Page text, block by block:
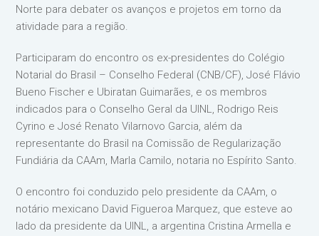
Norte para debater os avanços e projetos em torno da
atividade para a região.
Participaram do encontro os ex-presidentes do Colégio
Notarial do Brasil – Conselho Federal (CNB/CF), José Flávio
Bueno Fischer e Ubiratan Guimarães, e os membros
indicados para o Conselho Geral da UINL, Rodrigo Reis
Cyrino e José Renato Vilarnovo Garcia, além da
representante do Brasil na Comissão de Regularização
Fundiária da CAAm, Marla Camilo, notaria no Espírito Santo.
O encontro foi conduzido pelo presidente da CAAm, o
notário mexicano David Figueroa Marquez, que esteve ao
lado da presidente da UINL, a argentina Cristina Armella e